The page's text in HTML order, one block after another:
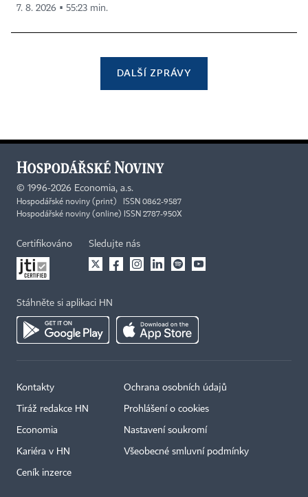
7. 8. 2026 ▪ 55:23 min.
DALŠÍ ZPRÁVY
© 1996-2026 Economia, a.s.
Hospodářské noviny (print) ISSN 0862-9587
Hospodářské noviny (online) ISSN 2787-950X
Certifikováno Sledujte nás
Stáhněte si aplikaci HN
Kontakty
Tiráž redakce HN
Economia
Kariéra v HN
Ceník inzerce
Ochrana osobních údajů
Prohlášení o cookies
Nastavení soukromí
Všeobecné smluvní podmínky